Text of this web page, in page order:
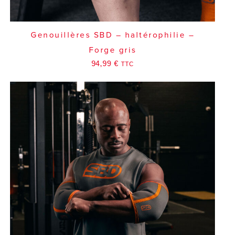
Genouillères SBD – haltérophilie –
Forge gris
94,99 € TTC